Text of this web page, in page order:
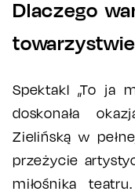
Dlaczego
Spektakl „To ja
doskonała
Zielińską w
przeżycie
miłośnika